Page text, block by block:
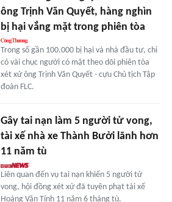
ông Trịnh Văn Quyết, hàng nghìn
bị hại vắng mặt trong phiên tòa
Trong số gần 100.000 bị hại và nhà đầu tư, chỉ
có vài chục người có mặt theo dõi phiên tòa
xét xử ông Trịnh Văn Quyết - cựu Chủ tịch Tập
đoàn FLC.
Gây tai nạn làm 5 người tử vong,
tài xế nhà xe Thành Bưởi lãnh hơn
11 năm tù
Liên quan đến vụ tai nạn khiến 5 người tử
vong, hội đồng xét xử đã tuyên phạt tài xế
Hoàng Văn Tính 11 năm 6 tháng tù.